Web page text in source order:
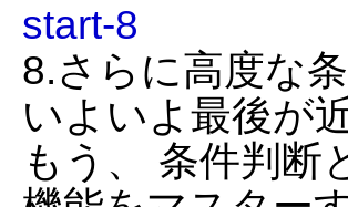
start-8
8.さらに高度な
いよいよ最後が
もう、 条件判断